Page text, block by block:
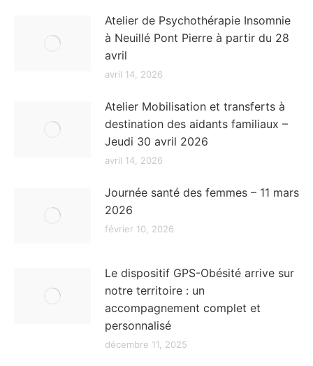
Atelier de Psychothérapie Insomnie
à Neuillé Pont Pierre à partir du 28
avril
avril 14, 2026
Atelier Mobilisation et transferts à
destination des aidants familiaux –
Jeudi 30 avril 2026
avril 14, 2026
Journée santé des femmes – 11 mars
2026
février 10, 2026
Le dispositif GPS-Obésité arrive sur
notre territoire : un
accompagnement complet et
personnalisé
décembre 11, 2025